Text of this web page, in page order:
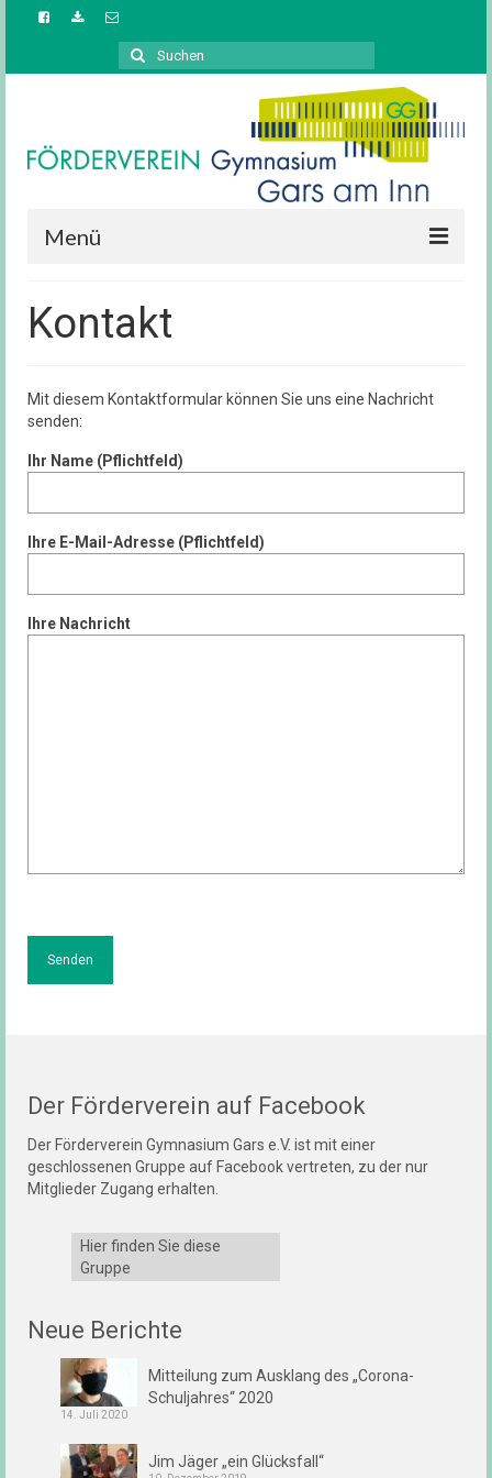
Suchen
nach:
Menü
Aufgaben / Ziele
News / Berichte
Downloads
Kontakt
Mit diesem Kontaktformular können Sie uns eine Nachricht
senden:
Ihr Name (Pflichtfeld)
Ihre E-Mail-Adresse (Pflichtfeld)
Ihre Nachricht
Der Förderverein auf Facebook
Der Förderverein Gymnasium Gars e.V. ist mit einer
geschlossenen Gruppe auf Facebook vertreten, zu der nur
Mitglieder Zugang erhalten.
Hier finden Sie diese
Gruppe
Neue Berichte
Mitteilung zum Ausklang des „Corona-
Schuljahres“ 2020
14. Juli 2020
Jim Jäger „ein Glücksfall“